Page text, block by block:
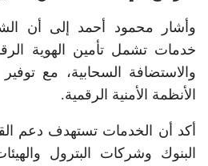
وأشار محمود أحمد إلى أن
خدمات تشمل تأمين الهوية
والاستضافة السحابية، مع
الأنظمة الأمنية الرقمية.
أكد أن الخدمات تستهدف دعم
البنوك وشركات البترول